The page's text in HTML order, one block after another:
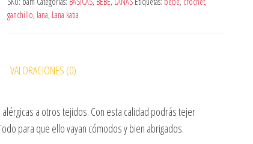
ganchillo, lana, Lana katia
VALORACIONES (0)
a otros tejidos. Con esta calidad podrás tejer
para que ello vayan cómodos y bien abrigados.